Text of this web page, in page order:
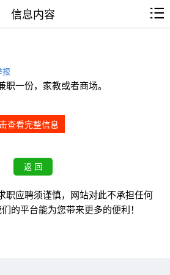
信息内容
报
一份，家教或者商场。
查看完整信息
职应聘须谨慎，网站对此不承担任何
的平台能为您带来更多的便利！